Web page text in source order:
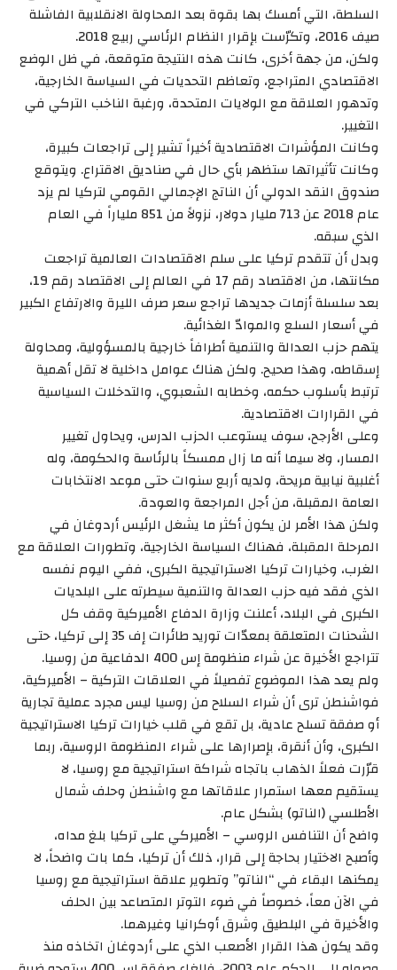
السلطة، التي أمسك بها بقوة بعد المحاولة الانقلابية الفاشلة
صيف 2016، وتكرّست بإقرار النظام الرئاسي ربيع 2018.
ولكن، من جهة أخرى، كانت هذه النتيجة متوقعة، في ظل الوضع
الاقتصادي المتراجع، وتعاظم التحديات في السياسة الخارجية،
وتدهور العلاقة مع الولايات المتحدة، ورغبة الناخب التركي في
التغيير.
وكانت المؤشرات الاقتصادية أخيراً تشير إلى تراجعات كبيرة،
وكانت تأثيراتها ستظهر بأي حال في صناديق الاقتراع. ويتوقع
صندوق النقد الدولي أن الناتج الإجمالي القومي لتركيا لم يزد
عام 2018 عن 713 مليار دولار، نزولاً من 851 ملياراً في العام
الذي سبقه.
وبدل أن تتقدم تركيا على سلم الاقتصادات العالمية تراجعت
مكانتها، من الاقتصاد رقم 17 في العالم إلى الاقتصاد رقم 19،
بعد سلسلة أزمات جديدها تراجع سعر صرف الليرة والارتفاع الكبير
في أسعار السلع والموادّ الغذائية.
يتهم حزب العدالة والتنمية أطرافاً خارجية بالمسؤولية، ومحاولة
إسقاطه، وهذا صحيح. ولكن هناك عوامل داخلية لا تقل أهمية
ترتبط بأسلوب حكمه، وخطابه الشعبوي، والتدخلات السياسية
في القرارات الاقتصادية.
وعلى الأرجح، سوف يستوعب الحزب الدرس، ويحاول تغيير
المسار، ولا سيما أنه ما زال ممسكاً بالرئاسة والحكومة، وله
أغلبية نيابية مريحة، ولديه أربع سنوات حتى موعد الانتخابات
العامة المقبلة، من أجل المراجعة والعودة.
ولكن هذا الأمر لن يكون أكثر ما يشغل الرئيس أردوغان في
المرحلة المقبلة، فهناك السياسة الخارجية، وتطورات العلاقة مع
الغرب، وخيارات تركيا الاستراتيجية الكبرى، ففي اليوم نفسه
الذي فقد فيه حزب العدالة والتنمية سيطرته على البلديات
الكبرى في البلاد، أعلنت وزارة الدفاع الأميركية وقف كل
الشحنات المتعلقة بمعدّات توريد طائرات إف 35 إلى تركيا، حتى
تتراجع الأخيرة عن شراء منظومة إس 400 الدفاعية من روسيا.
ولم يعد هذا الموضوع تفصيلاً في العلاقات التركية – الأميركية،
فواشنطن ترى أن شراء السلاح من روسيا ليس مجرد عملية تجارية
أو صفقة تسلح عادية، بل تقع في قلب خيارات تركيا الاستراتيجية
الكبرى، وأن أنقرة، بإصرارها على شراء المنظومة الروسية، ربما
قرّرت فعلاً الذهاب باتجاه شراكة استراتيجية مع روسيا، لا
يستقيم معها استمرار علاقاتها مع واشنطن وحلف شمال
الأطلسي (الناتو) بشكل عام.
واضح أن التنافس الروسي – الأميركي على تركيا بلغ مداه،
وأصبح الاختيار بحاجة إلى قرار، ذلك أن تركيا، كما بات واضحاً، لا
يمكنها البقاء في “الناتو” وتطوير علاقة استراتيجية مع روسيا
في الآن معاً، خصوصاً في ضوء التوتر المتصاعد بين الحلف
والأخيرة في البلطيق وشرق أوكرانيا وغيرهما.
وقد يكون هذا القرار الأصعب الذي على أردوغان اتخاذه منذ